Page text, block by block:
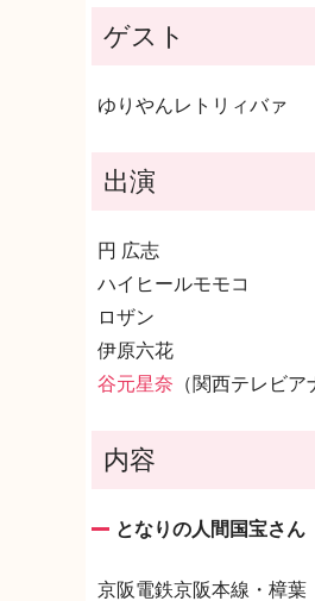
ゲスト
ゆりやんレトリィバァ
出演
円 広志
ハイヒールモモコ
ロザン
伊原六花
谷元星奈 （関西テレビア
内容
となりの人間国宝さん
京阪電鉄京阪本線・樟葉